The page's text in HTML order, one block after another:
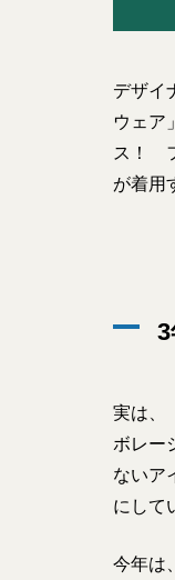
デザイ
ウェア
ス！
が着用
実は、
ボレー
ないア
にして
今年は